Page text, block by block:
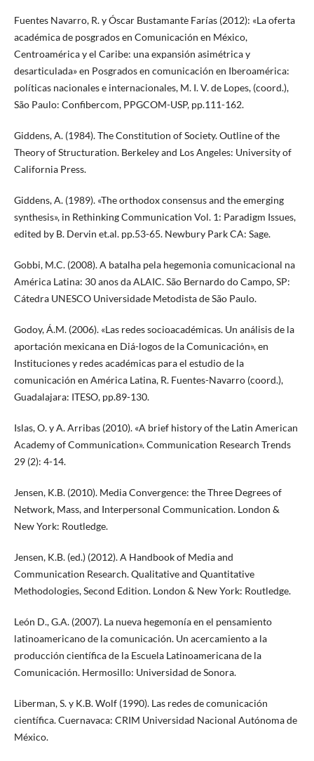
Fuentes Navarro, R. y Óscar Bustamante Farías (2012): «La oferta
académica de posgrados en Comunicación en México,
Centroamérica y el Caribe: una expansión asimétrica y
desarticulada» en Posgrados en comunicación en Iberoamérica:
políticas nacionales e internacionales, M. I. V. de Lopes, (coord.),
São Paulo: Confibercom, PPGCOM-USP, pp.111-162.
Giddens, A. (1984). The Constitution of Society. Outline of the
Theory of Structuration. Berkeley and Los Angeles: University of
California Press.
Giddens, A. (1989). «The orthodox consensus and the emerging
synthesis», in Rethinking Communication Vol. 1: Paradigm Issues,
edited by B. Dervin et.al. pp.53-65. Newbury Park CA: Sage.
Gobbi, M.C. (2008). A batalha pela hegemonia comunicacional na
América Latina: 30 anos da ALAIC. São Bernardo do Campo, SP:
Cátedra UNESCO Universidade Metodista de São Paulo.
Godoy, Á.M. (2006). «Las redes socioacadémicas. Un análisis de la
aportación mexicana en Diá-logos de la Comunicación», en
Instituciones y redes académicas para el estudio de la
comunicación en América Latina, R. Fuentes-Navarro (coord.),
Guadalajara: ITESO, pp.89-130.
Islas, O. y A. Arribas (2010). «A brief history of the Latin American
Academy of Communication». Communication Research Trends
29 (2): 4-14.
Jensen, K.B. (2010). Media Convergence: the Three Degrees of
Network, Mass, and Interpersonal Communication. London &
New York: Routledge.
Jensen, K.B. (ed.) (2012). A Handbook of Media and
Communication Research. Qualitative and Quantitative
Methodologies, Second Edition. London & New York: Routledge.
León D., G.A. (2007). La nueva hegemonía en el pensamiento
latinoamericano de la comunicación. Un acercamiento a la
producción científica de la Escuela Latinoamericana de la
Comunicación. Hermosillo: Universidad de Sonora.
Liberman, S. y K.B. Wolf (1990). Las redes de comunicación
científica. Cuernavaca: CRIM Universidad Nacional Autónoma de
México.